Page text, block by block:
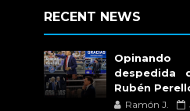
RECENT NEWS
despedida
Rubén
Ramón J.